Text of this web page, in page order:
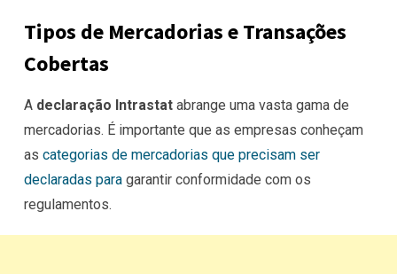
Tipos de Mercadorias e Transações
Cobertas
A declaração Intrastat abrange uma vasta gama de
mercadorias. É importante que as empresas conheçam
as categorias de mercadorias que precisam ser
declaradas para garantir conformidade com os
regulamentos.